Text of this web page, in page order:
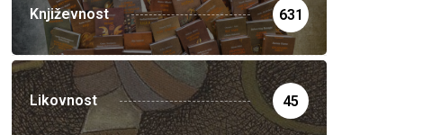
Književnost 631
Likovnost 45